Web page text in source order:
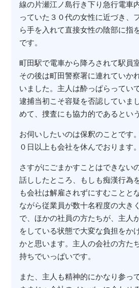
線の片瀬江ノ島行き下り急行電車
っていた３０代の女性に近づき、
ら手を入れて直接女性の陰部に指
です。
町田駅で電車から降ろされて駅員
その後は町田警察署に連れていか
いました。主人は酔っぱらってい
逮捕当初こそ容疑を否認していま
めて、捜査にも協力的であるとい
お伺いしたいのは保釈のことです
０日以上も会社を休んでおります。
さすがにごまかすことはできない
話ししたところ、もしも痴漢行為
も会社は解雇されずにすむことと
ながら従業員が数十名程度の大き
で、ほかの社員の方たちが、主人
をしている状態で大変な負担をか
かと思います。主人の会社の方た
持ちでいっぱいです。
また、主人も精神的にかなり参っ